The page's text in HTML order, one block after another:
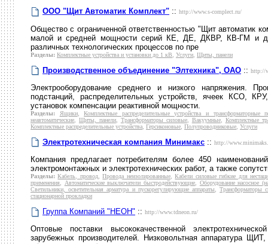
ООО "Щит Автоматик Комплект" :: http://www.s-complect.ru/
Общество с ограниченной ответственностью "Щит автоматик
малой и средней мощности серий КЕ, ДЕ, ДКВР, КВ-ГМ и
различных технологических процессов по пре
Разделы: Комплектные устройства и установки до 1 кВ Услуги Щиты, панели
Производственное объединение "Элтехника", ОАО :: http://
Электрооборудование среднего и низкого напряжения.
подстанций, распределительных устройств, ячеек КСО,
установок компенсации реактивной мощности.
Разделы: Ящики,Комплектные распределительные устройства и трансформаторные
неавтоматические
Щиты, панели, Трансформаторы силовые, Вакуумные, Комплектные
Комплектные распределительные устройства Герсиконовые Полупроводниковые Услуги
Электротехническая компания Минимакс :: http://
Компания предлагает потребителям более 450
электромонтажных и электротехнических работ, а также
Разделы: Кабель, провод,Провода неизолированные,Кабели силовые гибкие для
применения
Автоматические выключатели быстродействующие
Оборудование насосное
Светильники, осветительная арматура и пускорегулирующие аппараты ,Трансформаторы
стационарной прокладки
Группа Компаний "НЕОН" :: http://www.tdneon.ru/
Оптовые поставки высококачественной
зарубежных производителей. Низковольтная аппаратура